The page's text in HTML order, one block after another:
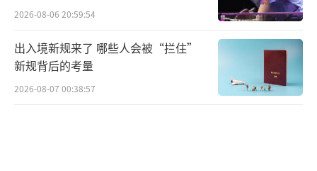
2026-08-06 20:59:54
出入境新规来了 哪些人会被“拦住”
新规背后的考量
2026-08-07 00:38:57